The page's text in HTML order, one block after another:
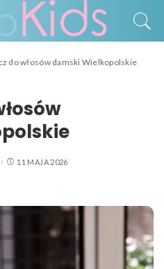
do włosów damski Wielkopolskie
11 MAJA 2026